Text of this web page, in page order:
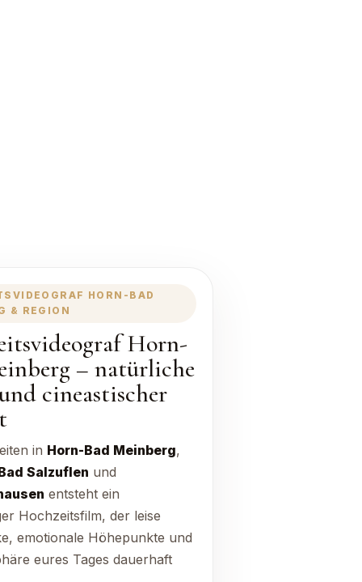
HORN-BAD
& REGION
Horn-
– natürliche
cineastischer
in Horn-Bad Meinberg,
Salzuflen und
entsteht ein
Hochzeitsfilm, der leise
emotionale Höhepunkte und
eures Tages dauerhaft